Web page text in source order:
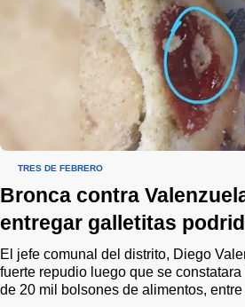
TRES DE FEBRERO
Bronca contra
entregar galletitas
El jefe comunal del distrito, Diego
fuerte repudio luego que se
de 20 mil bolsones de alimentos,